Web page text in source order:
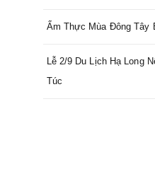
Ẩm Thực Mùa Đông Tây
Lễ 2/9 Du Lịch Hạ Long
Túc